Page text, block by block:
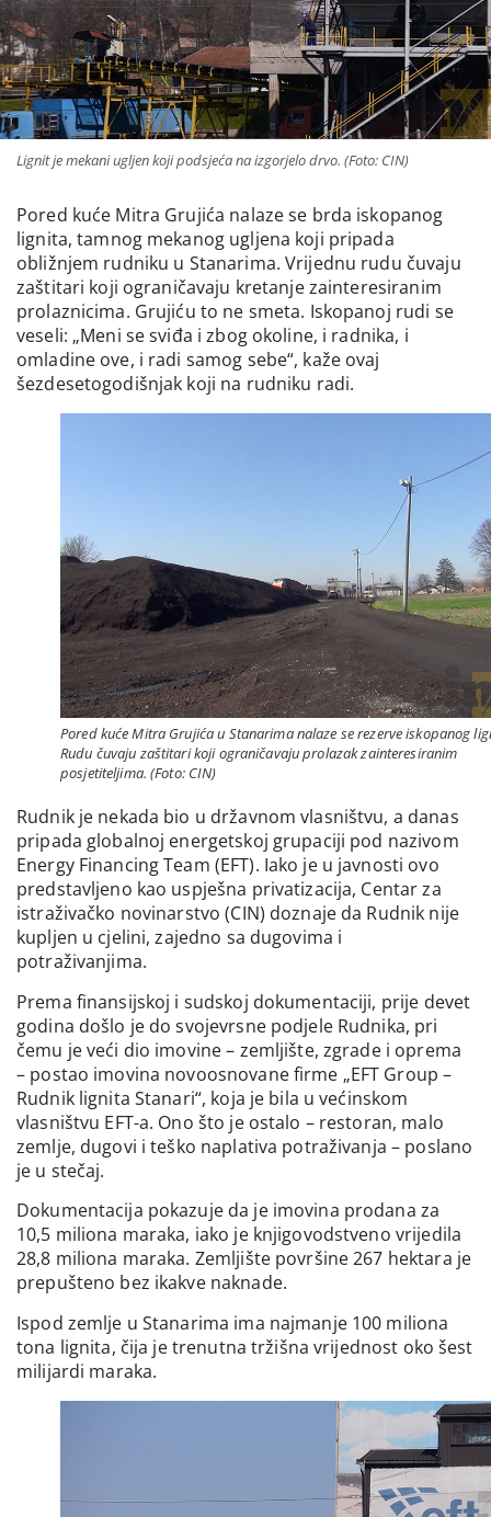
Lignit je mekani ugljen koji podsjeća na izgorjelo drvo. (Foto: CIN)
Pored kuće Mitra Grujića nalaze se brda iskopanog
lignita, tamnog mekanog ugljena koji pripada
obližnjem rudniku u Stanarima. Vrijednu rudu čuvaju
zaštitari koji ograničavaju kretanje zainteresiranim
prolaznicima. Grujiću to ne smeta. Iskopanoj rudi se
veseli: „Meni se sviđa i zbog okoline, i radnika, i
omladine ove, i radi samog sebe“, kaže ovaj
šezdesetogodišnjak koji na rudniku radi.
Pored kuće Mitra Grujića u Stanarima nalaze se rezerve iskopanog
Rudu čuvaju zaštitari koji ograničavaju prolazak zainteresiranim
posjetiteljima. (Foto: CIN)
Rudnik je nekada bio u državnom vlasništvu, a danas
pripada globalnoj energetskoj grupaciji pod nazivom
Energy Financing Team (EFT). Iako je u javnosti ovo
predstavljeno kao uspješna privatizacija, Centar za
istraživačko novinarstvo (CIN) doznaje da Rudnik nije
kupljen u cjelini, zajedno sa dugovima i
potraživanjima.
Prema finansijskoj i sudskoj dokumentaciji, prije devet
godina došlo je do svojevrsne podjele Rudnika, pri
čemu je veći dio imovine – zemljište, zgrade i oprema
– postao imovina novoosnovane firme „EFT Group –
Rudnik lignita Stanari“, koja je bila u većinskom
vlasništvu EFT-a. Ono što je ostalo – restoran, malo
zemlje, dugovi i teško naplativa potraživanja – poslano
je u stečaj.
Dokumentacija pokazuje da je imovina prodana za
10,5 miliona maraka, iako je knjigovodstveno vrijedila
28,8 miliona maraka. Zemljište površine 267 hektara je
prepušteno bez ikakve naknade.
Ispod zemlje u Stanarima ima najmanje 100 miliona
tona lignita, čija je trenutna tržišna vrijednost oko šest
milijardi maraka.